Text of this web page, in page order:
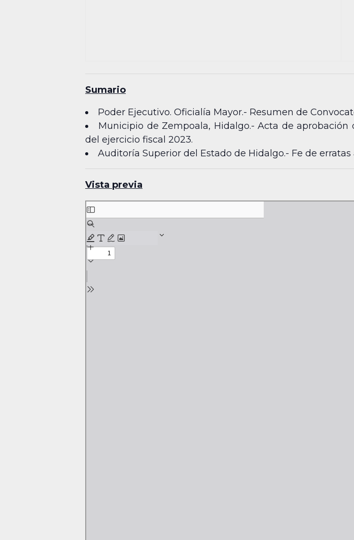
Sumario
Poder Ejecutivo. Oficialía Mayor.- Resumen de
Municipio de Zempoala, Hidalgo.- Acta de
del ejercicio fiscal 2023.
Auditoría Superior del Estado de Hidalgo.- Fe de
Vista previa
Skip
to
PDF
content